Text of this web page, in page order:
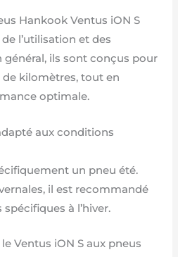
Hankook Ventus iON S
l’utilisation et des
ils sont conçus pour
kilomètres, tout en
optimale.
aux conditions
un pneu été.
il est recommandé
à l’hiver.
Ventus iON S aux pneus